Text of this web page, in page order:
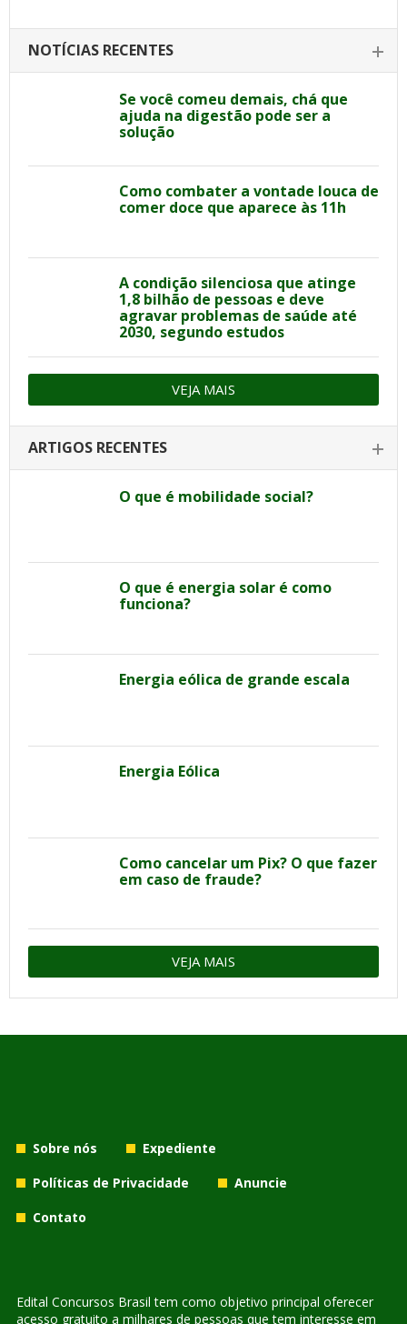
NOTÍCIAS RECENTES
Se você comeu demais, chá que
ajuda na digestão pode ser a
solução
Como combater a vontade louca de
comer doce que aparece às 11h
A condição silenciosa que atinge
1,8 bilhão de pessoas e deve
agravar problemas de saúde até
2030, segundo estudos
VEJA MAIS
ARTIGOS RECENTES
O que é mobilidade social?
O que é energia solar é como
funciona?
Energia eólica de grande escala
Energia Eólica
Como cancelar um Pix? O que fazer
em caso de fraude?
VEJA MAIS
Sobre nós
Expediente
Políticas de Privacidade
Anuncie
Contato
Edital Concursos Brasil tem como objetivo principal oferecer
acesso gratuito a milhares de pessoas que tem interesse em